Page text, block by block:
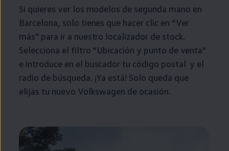
Si quieres ver los modelos de segunda mano en
Barcelona, solo tienes que hacer clic en “Ver
más” para ir a nuestro localizador de stock.
Selecciona el filtro “Ubicación y punto de venta”
e introduce en el buscador tu código postal y el
radio de búsqueda. ¡Ya está! Solo queda que
elijas tu nuevo Volkswagen de ocasión.